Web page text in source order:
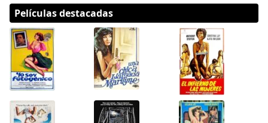
Películas destacadas